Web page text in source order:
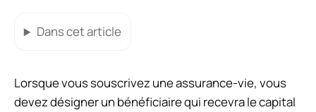
Dans cet article
Lorsque vous souscrivez une assurance-vie, vous
devez désigner un bénéficiaire qui recevra le capital